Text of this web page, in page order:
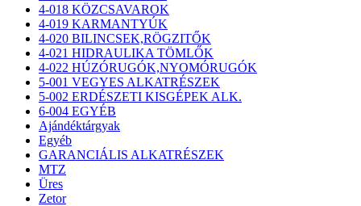
4-018 KÖZCSAVAROK
4-019 KARMANTYÚK
4-020 BILINCSEK,RÖGZITŐK
4-021 HIDRAULIKA TÖMLŐK
4-022 HÚZÓRUGÓK,NYOMÓRUGÓK
5-001 VEGYES ALKATRÉSZEK
5-002 ERDÉSZETI KISGÉPEK ALK.
6-004 EGYÉB
Ajándéktárgyak
Egyéb
GARANCIÁLIS ALKATRÉSZEK
MTZ
Üres
Zetor